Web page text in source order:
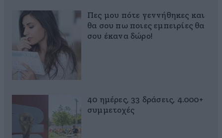
Πες μου πότε γεννήθηκες και
θα σου πω ποιες εμπειρίες θα
σου έκανα δώρο!
40 ημέρες, 33 δράσεις, 4.000+
συμμετοχές